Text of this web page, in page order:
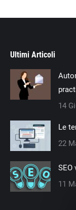
Ultimi Articoli
14
Le
22
SEO
11